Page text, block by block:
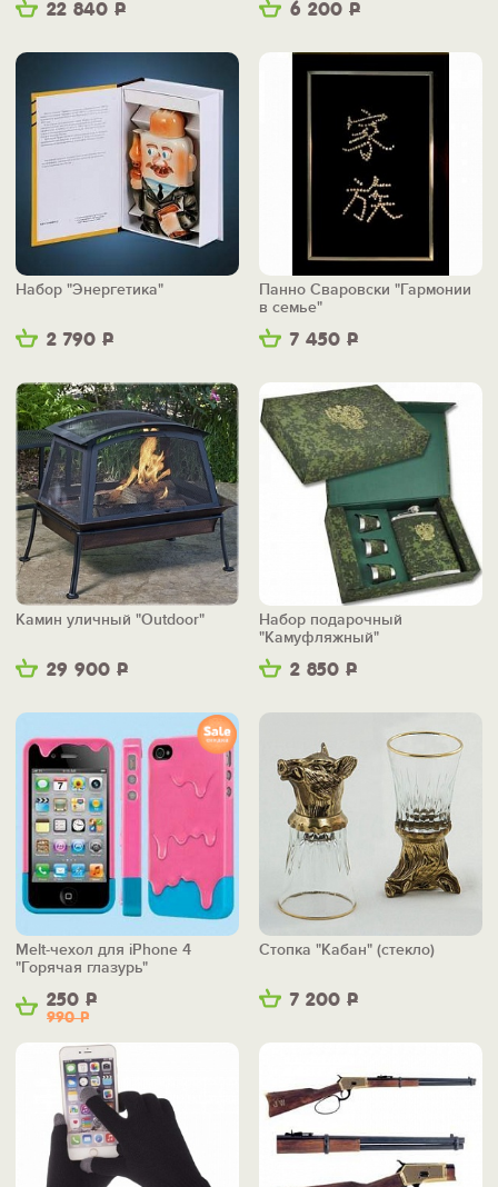
22 840 Р
6 200 Р
2 790 Р
Набор "Энергетика"
7 450 Р
Панно Сваровски "Гармонии
в семье"
29 900 Р
Камин уличный "Outdoor"
2 850 Р
Набор подарочный
"Камуфляжный"
250 Р
990Р
Melt-чехол для iPhone 4
"Горячая глазурь"
7 200 Р
Стопка "Кабан" (стекло)